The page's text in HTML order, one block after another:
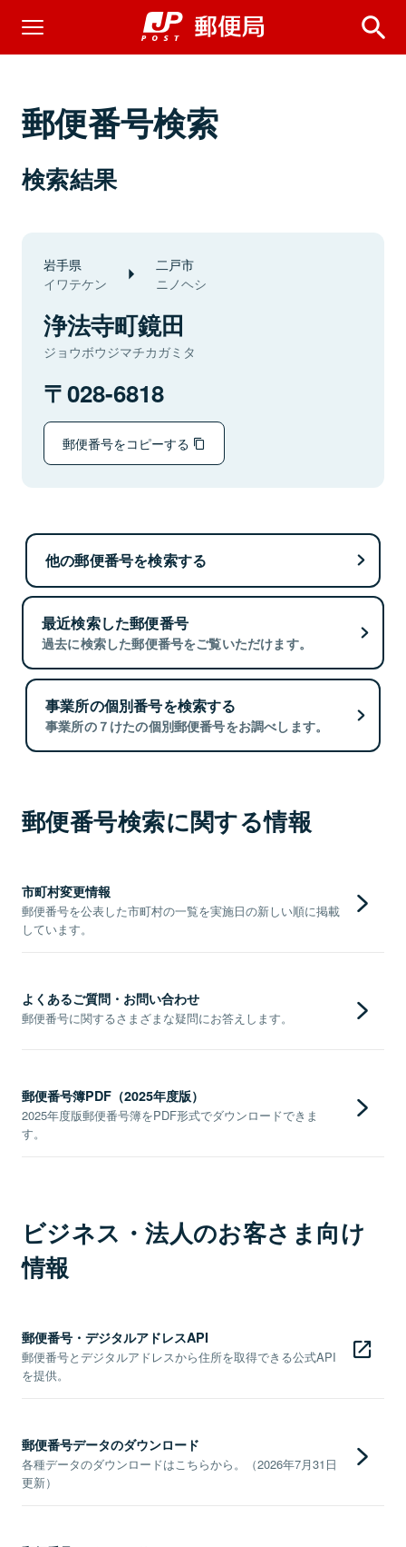
郵便番号検索
検索結果
岩手県
イワテケン
二戸市
ニノヘシ
浄法寺町鏡田
ジョウボウジマチカガミタ
028-6818
郵便番号をコピーする
他の郵便番号を検索する
最近検索した郵便番号
過去に検索した郵便番号をご覧いただけます。
事業所の個別番号を検索する
事業所の７けたの個別郵便番号をお調べします。
郵便番号検索に関する情報
市町村変更情報
郵便番号を公表した市町村の一覧を実施日の新しい順に掲載
しています。
よくあるご質問・お問い合わせ
郵便番号に関するさまざまな疑問にお答えします。
郵便番号簿PDF（2025年度版）
2025年度版郵便番号簿をPDF形式でダウンロードできま
す。
ビジネス・法人のお客さま向け
情報
郵便番号・デジタルアドレスAPI
郵便番号とデジタルアドレスから住所を取得できる公式API
を提供。
郵便番号データのダウンロード
各種データのダウンロードはこちらから。（2026年7月31日
更新）